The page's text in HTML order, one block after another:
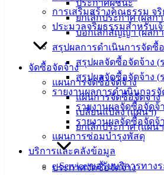
ประกาศผู้ชนะ
ยกเลิกประกาศ (ผลก
บอกเลิกสัญญา (ผลก
สรุปผลการดำเนินการจัดซื้
สรุปผลจัดซื้อจัดจ้าง (
สรุปผลจัดซื้อจัดจ้าง (
รายงานผลการดำเนินการ
รายงานผลจัดซื้อจัดจ้
รายงานผลจัดซื้อจัดจ้
แผนการซ่อมบำรุงพัสดุ
บริการและคลังข้อมูล
e-Service ขอรับบริการทา
การเสริมสร้างคุณธรรม จริ
ประมวลจริยธรรมสำหรับเ
จัดซื้อจัดจ้าง
แผนการจัดซื้อจัดจ้าง
แผนการจัดซื้อจัดจ้าง
เปลี่ยนแปลง (แผนฯ)
ยกเลิกประกาศ (แผน
ประกาศจัดซื้อจัดจ้าง
142-100-104
บริการ
ประชาชน
ดาวน์โหลด
ฟอร์ม,